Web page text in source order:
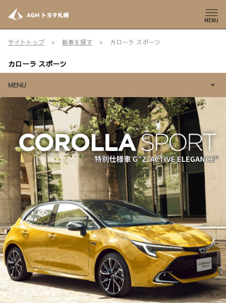
MENU
サイトトップ 新車を探す カローラ スポーツ
カローラ スポーツ
MENU